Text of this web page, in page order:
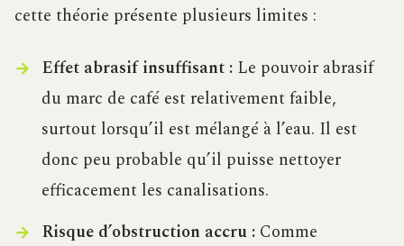
cette théorie présente plusieurs limites :
Effet abrasif insuffisant :Le pouvoir abrasif
du marc de café est relativement faible,
surtout lorsqu’il est mélangé à l’eau. Il est
donc peu probable qu’il puisse nettoyer
efficacement les canalisations.
Risque d’obstruction accru :Comme